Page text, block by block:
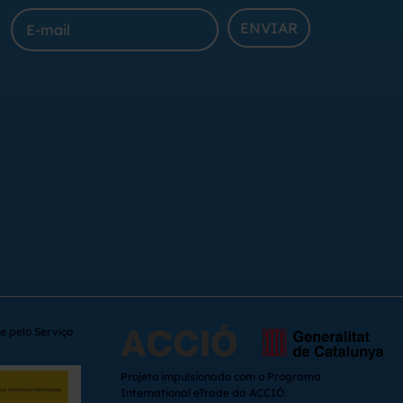
ENVIAR
pelo Serviço
Projeto impulsionado com o Programa
International eTrade da ACCIÓ.